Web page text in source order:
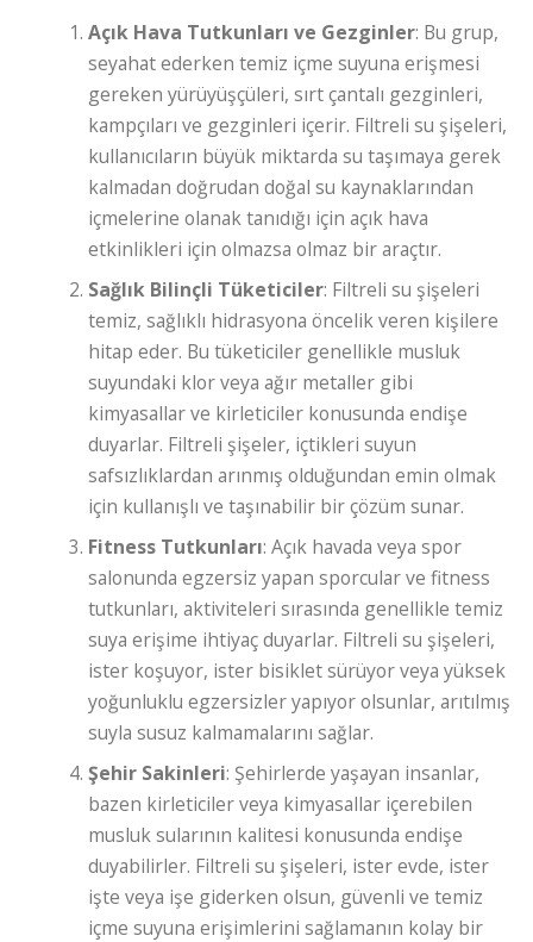
Açık Hava Tutkunları ve Gezginler: Bu grup,
seyahat ederken temiz içme suyuna erişmesi
gereken yürüyüşçüleri, sırt çantalı gezginleri,
kampçıları ve gezginleri içerir. Filtreli su şişeleri,
kullanıcıların büyük miktarda su taşımaya gerek
kalmadan doğrudan doğal su kaynaklarından
içmelerine olanak tanıdığı için açık hava
etkinlikleri için olmazsa olmaz bir araçtır.
Sağlık Bilinçli Tüketiciler: Filtreli su şişeleri
temiz, sağlıklı hidrasyona öncelik veren kişilere
hitap eder. Bu tüketiciler genellikle musluk
suyundaki klor veya ağır metaller gibi
kimyasallar ve kirleticiler konusunda endişe
duyarlar. Filtreli şişeler, içtikleri suyun
safsızlıklardan arınmış olduğundan emin olmak
için kullanışlı ve taşınabilir bir çözüm sunar.
Fitness Tutkunları: Açık havada veya spor
salonunda egzersiz yapan sporcular ve fitness
tutkunları, aktiviteleri sırasında genellikle temiz
suya erişime ihtiyaç duyarlar. Filtreli su şişeleri,
ister koşuyor, ister bisiklet sürüyor veya yüksek
yoğunluklu egzersizler yapıyor olsunlar, arıtılmış
suyla susuz kalmamalarını sağlar.
Şehir Sakinleri: Şehirlerde yaşayan insanlar,
bazen kirleticiler veya kimyasallar içerebilen
musluk sularının kalitesi konusunda endişe
duyabilirler. Filtreli su şişeleri, ister evde, ister
işte veya işe giderken olsun, güvenli ve temiz
içme suyuna erişimlerini sağlamanın kolay bir